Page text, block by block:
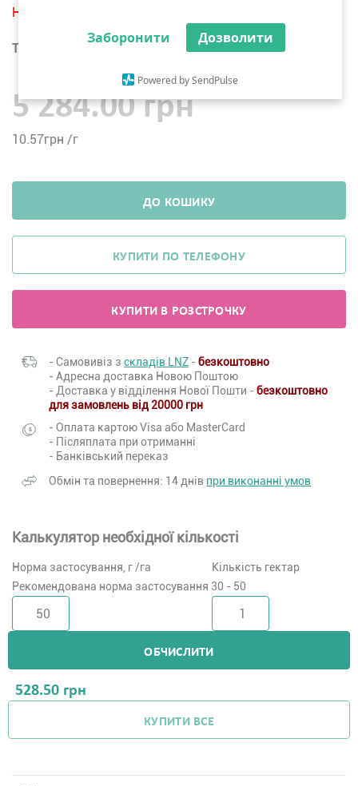
Заборонити Дозволити
Powered by SendPulse
Немає в наявності
Тара : пластикова банка 500 г
5 284.00 грн
10.57грн /г
ДО КОШИКУ
КУПИТИ ПО ТЕЛЕФОНУ
КУПИТИ В РОЗСТРОЧКУ
- Самовивіз з складів LNZ - безкоштовно
- Адресна доставка Новою Поштою
- Доставка у відділення Нової Пошти - безкоштовно
для замовлень від 20000 грн
- Оплата картою Visa або MasterCard
- Післяплата при отриманні
- Банківський переказ
Обмін та повернення: 14 днів при виконанні умов
Калькулятор необхідної кількості
Норма застосування, г /га
Кількість гектар
Рекомендована норма застосування 30 - 50
ОБЧИСЛИТИ
528.50 грн
КУПИТИ ВСЕ